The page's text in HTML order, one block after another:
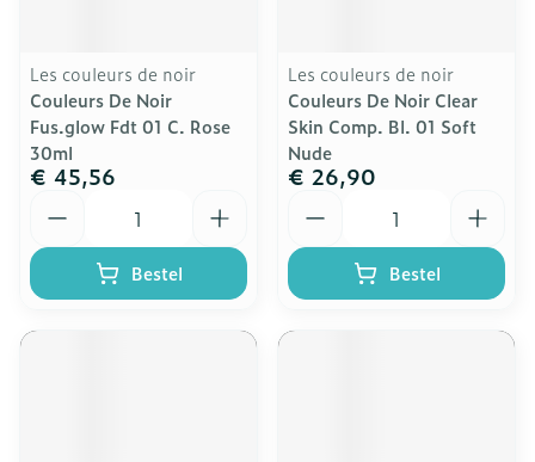
Les couleurs de noir
Couleurs De Noir
Fus.glow Fdt 01 C. Rose
30ml
€ 45,56
Bestel
Les couleurs de noir
Couleurs De Noir Clear
Skin Comp. Bl. 01 Soft
Nude
€ 26,90
Bestel